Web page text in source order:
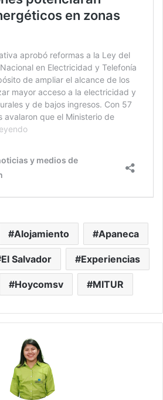
Alojamiento Apaneca
El Salvador Experiencias
Hoycomsv MITUR